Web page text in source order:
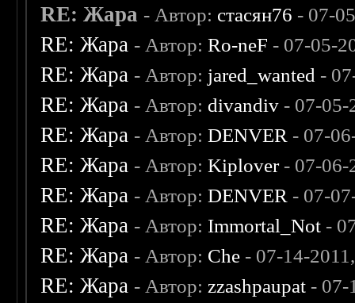
RE: Жара - Автор: стасян76 - 07-
RE: Жара - Автор:Ro-neF - 07-05-
RE: Жара - Автор: jared_wanted -
RE: Жара - Автор: divandiv - 07-05-
RE: Жара - Автор:DENVER - 07-
RE: Жара - Автор:Kiplover- 07-06-
RE: Жара - Автор:DENVER - 07-
RE: Жара - Автор: Immortal_Not -
RE: Жара - Автор: Che - 07-14-
RE: Жара - Автор: zzashpaupat - 07-